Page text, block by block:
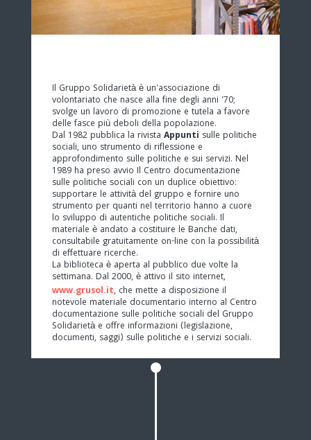
Il Gruppo Solidarietà è un'associazione di
volontariato che nasce alla fine degli anni '70;
svolge un lavoro di promozione e tutela a favore
delle fasce più deboli della popolazione.
Dal 1982 pubblica la rivista Appunti sulle politiche
sociali, uno strumento di riflessione e
approfondimento sulle politiche e sui servizi. Nel
1989 ha preso avvio Il Centro documentazione
sulle politiche sociali con un duplice obiettivo:
supportare le attività del gruppo e fornire uno
strumento per quanti nel territorio hanno a cuore
lo sviluppo di autentiche politiche sociali. Il
materiale è andato a costituire le Banche dati,
consultabile gratuitamente on-line con la possibilità
di effettuare ricerche.
La biblioteca è aperta al pubblico due volte la
settimana. Dal 2000, è attivo il sito internet,
www.grusol.it, che mette a disposizione il
notevole materiale documentario interno al Centro
documentazione sulle politiche sociali del Gruppo
Solidarietà e offre informazioni (legislazione,
documenti, saggi) sulle politiche e i servizi sociali.